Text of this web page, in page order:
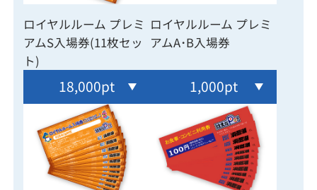
ロイヤルルーム プレミ
アムS入場券(11枚セッ
ト)
ロイヤルルーム プレミ
アムA･B入場券
18,000pt 1,000pt